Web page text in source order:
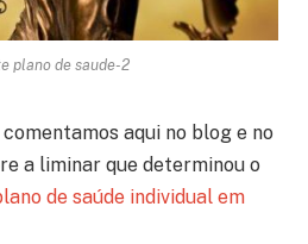
plano de saude-2
aqui no blog e no
a liminar que determinou o
de saúde individual em